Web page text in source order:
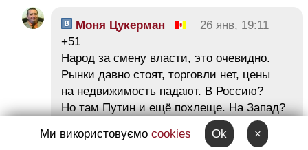
Моня Цукерман
26 янв, 19:11
+51
Народ за смену власти, это очевидно.
Рынки давно стоят, торговли нет, цены
на недвижимость падают. В Россию?
Но там Путин и ещё похлеще. На Запад?
Не берут. Значит надо самим из этой
ямы выбираться.
Ми використовуємо cookies Ok ×